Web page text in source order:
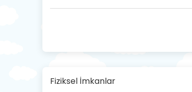
Fiziksel İmkanlar